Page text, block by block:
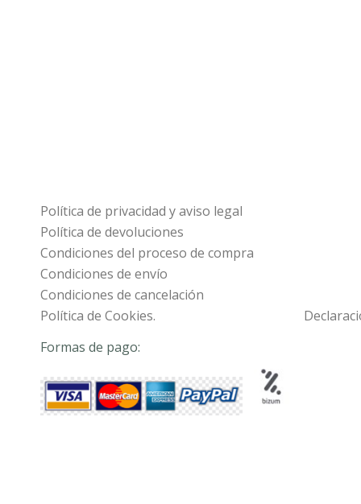
Política de privacidad y aviso legal
Política de devoluciones
Condiciones del proceso de compra
Condiciones de envío
Condiciones de cancelación
Política de Cookies.
Formas de pago: